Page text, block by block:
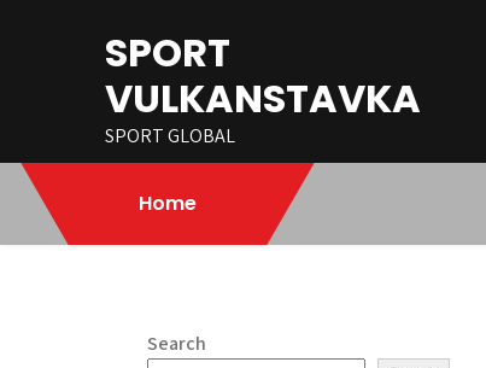
SPORT
VULKANSTAVKA
SPORT GLOBAL
Home
Search